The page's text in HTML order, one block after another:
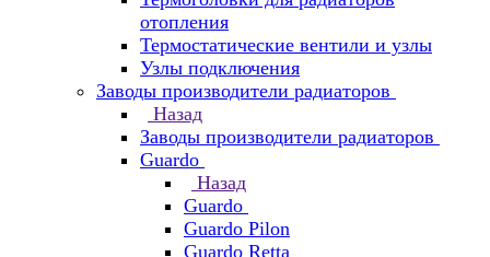
отопления
Термостатические вентили и узлы
Узлы подключения
Заводы производители радиаторов
Назад
Заводы производители радиаторов
Guardo
Назад
Guardo
Guardo Pilon
Guardo Retta